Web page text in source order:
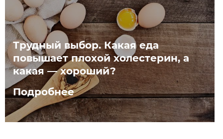
Трудный выбор. Какая еда
повышает плохой холестерин, а
какая — хороший?
Подробнее